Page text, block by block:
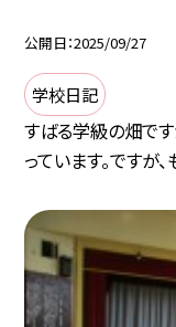
公開日 2025/09/27
学校日記
すばる学級の畑で
っています。ですが、